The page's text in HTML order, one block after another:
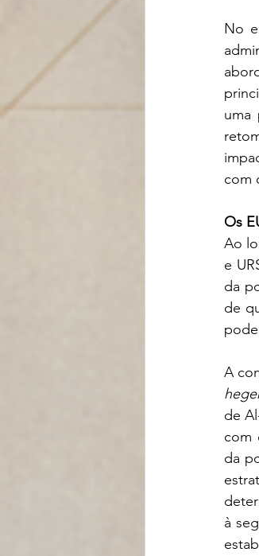
No
uma
com
Os
Ao
e
da
de
A
de
com
da
à